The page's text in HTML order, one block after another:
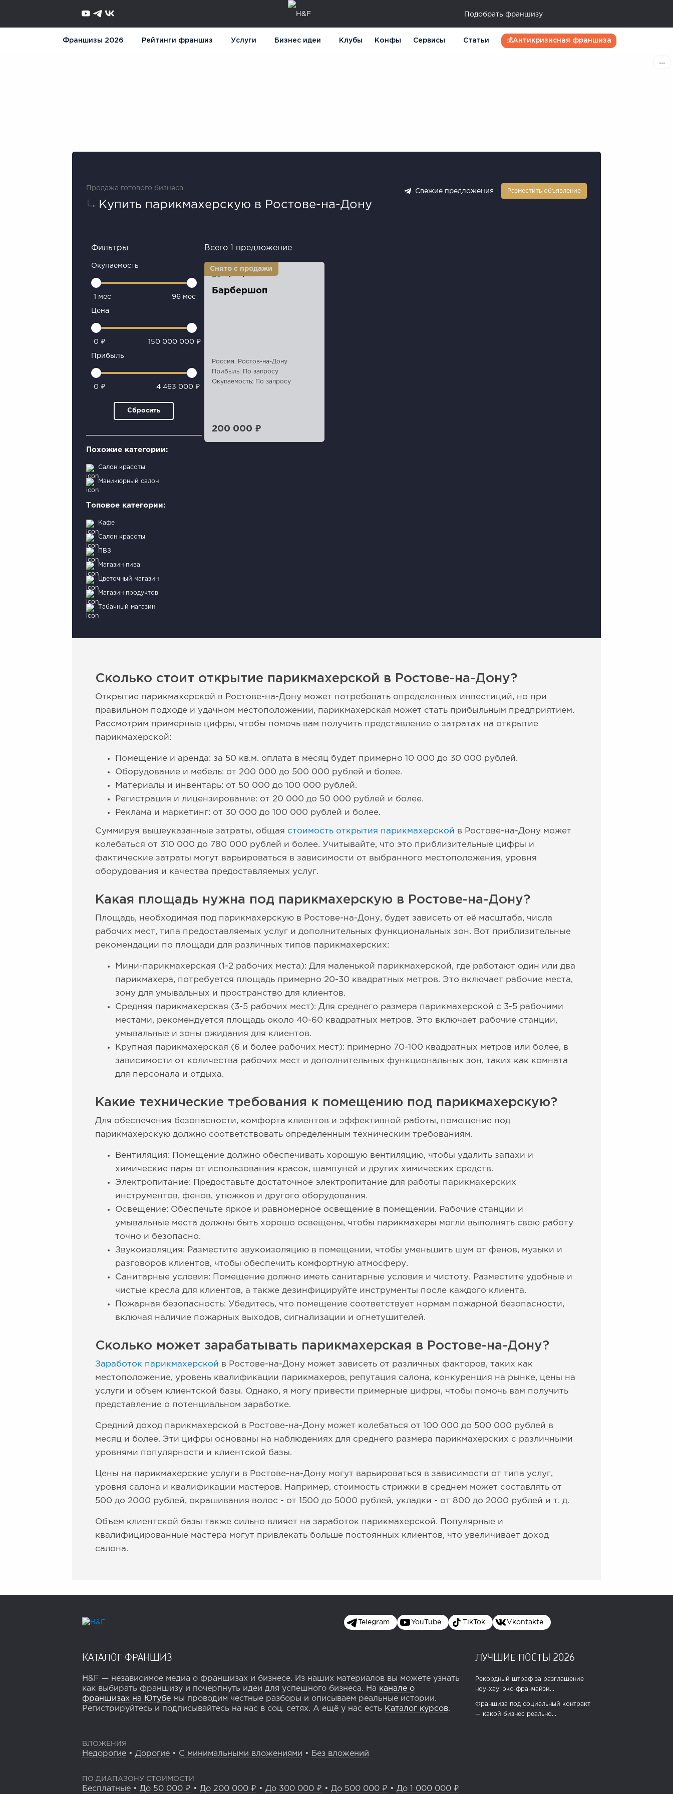
Подобрать франшизу
Франшизы 2026 Рейтинги франшиз Услуги Бизнес идеи Клубы Конфы Сервисы Статьи 💰Антикризисная франшиза
Продажа готового бизнеса
Купить парикмахерскую в Ростове-на-Дону
Свежие предложения Разместить объявление
Фильтры
Окупаемость
1 мес 96 мес
Цена
0 ₽ 150 000 000 ₽
Прибыль
0 ₽ 4 463 000 ₽
Сбросить
Похожие категории:
Салон красоты
Маникюрный салон
Топовое категории:
Кафе
Салон красоты
ПВЗ
Магазин пива
Цветочный магазин
Магазин продуктов
Табачный магазин
Всего 1 предложение
Барбершоп
Россия, Ростов-на-Дону
Прибыль: По запросу
Окупаемость: По запросу
200 000 ₽
Сколько стоит открытие парикмахерской в Ростове-на-Дону?
Открытие парикмахерской в Ростове-на-Дону может потребовать определенных инвестиций, но при
правильном подходе и удачном местоположении, парикмахерская может стать прибыльным предприятием.
Рассмотрим примерные цифры, чтобы помочь вам получить представление о затратах на открытие
парикмахерской:
Помещение и аренда: за 50 кв.м. оплата в месяц будет примерно 10 000 до 30 000 рублей.
Оборудование и мебель: от 200 000 до 500 000 рублей и более.
Материалы и инвентарь: от 50 000 до 100 000 рублей.
Регистрация и лицензирование: от 20 000 до 50 000 рублей и более.
Реклама и маркетинг: от 30 000 до 100 000 рублей и более.
Суммируя вышеуказанные затраты, общая стоимость открытия парикмахерской в Ростове-на-Дону может
колебаться от 310 000 до 780 000 рублей и более. Учитывайте, что это приблизительные цифры и
фактические затраты могут варьироваться в зависимости от выбранного местоположения, уровня
оборудования и качества предоставляемых услуг.
Какая площадь нужна под парикмахерскую в Ростове-на-Дону?
Площадь, необходимая под парикмахерскую в Ростове-на-Дону, будет зависеть от её масштаба, числа
рабочих мест, типа предоставляемых услуг и дополнительных функциональных зон. Вот приблизительные
рекомендации по площади для различных типов парикмахерских:
Мини-парикмахерская (1-2 рабочих места): Для маленькой парикмахерской, где работают один или два
парикмахера, потребуется площадь примерно 20-30 квадратных метров. Это включает рабочие места,
зону для умывальных и пространство для клиентов.
Средняя парикмахерская (3-5 рабочих мест): Для среднего размера парикмахерской с 3-5 рабочими
местами, рекомендуется площадь около 40-60 квадратных метров. Это включает рабочие станции,
умывальные и зоны ожидания для клиентов.
Крупная парикмахерская (6 и более рабочих мест): примерно 70-100 квадратных метров или более, в
зависимости от количества рабочих мест и дополнительных функциональных зон, таких как комната
для персонала и отдыха.
Какие технические требования к помещению под парикмахерскую?
Для обеспечения безопасности, комфорта клиентов и эффективной работы, помещение под
парикмахерскую должно соответствовать определенным техническим требованиям.
Вентиляция: Помещение должно обеспечивать хорошую вентиляцию, чтобы удалить запахи и
химические пары от использования красок, шампуней и других химических средств.
Электропитание: Предоставьте достаточное электропитание для работы парикмахерских
инструментов, фенов, утюжков и другого оборудования.
Освещение: Обеспечьте яркое и равномерное освещение в помещении. Рабочие станции и
умывальные места должны быть хорошо освещены, чтобы парикмахеры могли выполнять свою работу
точно и безопасно.
Звукоизоляция: Разместите звукоизоляцию в помещении, чтобы уменьшить шум от фенов, музыки и
разговоров клиентов, чтобы обеспечить комфортную атмосферу.
Санитарные условия: Помещение должно иметь санитарные условия и чистоту. Разместите удобные и
чистые кресла для клиентов, а также дезинфицируйте инструменты после каждого клиента.
Пожарная безопасность: Убедитесь, что помещение соответствует нормам пожарной безопасности,
включая наличие пожарных выходов, сигнализации и огнетушителей.
Сколько может зарабатывать парикмахерская в Ростове-на-Дону?
Заработок парикмахерской в Ростове-на-Дону может зависеть от различных факторов, таких как
местоположение, уровень квалификации парикмахеров, репутация салона, конкуренция на рынке, цены на
услуги и объем клиентской базы. Однако, я могу привести примерные цифры, чтобы помочь вам получить
представление о потенциальном заработке.
Средний доход парикмахерской в Ростове-на-Дону может колебаться от 100 000 до 500 000 рублей в
месяц и более. Эти цифры основаны на наблюдениях для среднего размера парикмахерских с различными
уровнями популярности и клиентской базы.
Цены на парикмахерские услуги в Ростове-на-Дону могут варьироваться в зависимости от типа услуг,
уровня салона и квалификации мастеров. Например, стоимость стрижки в среднем может составлять от
500 до 2000 рублей, окрашивания волос - от 1500 до 5000 рублей, укладки - от 800 до 2000 рублей и т. д.
Объем клиентской базы также сильно влияет на заработок парикмахерской. Популярные и
квалифицированные мастера могут привлекать больше постоянных клиентов, что увеличивает доход
салона.
Telegram YouTube TikTok Vkontakte
КАТАЛОГ ФРАНШИЗ
H&F — независимое медиа о франшизах и бизнесе. Из наших материалов вы можете узнать
как выбирать франшизу и почерпнуть идеи для успешного бизнеса. На канале о
франшизах на Ютубе мы проводим честные разборы и описываем реальные истории.
Регистрируйтесь и подписывайтесь на нас в соц. сетях. А ещё у нас есть Каталог курсов.
ЛУЧШИЕ ПОСТЫ 2026
Рекордный штраф за разглашение
ноу-хау: экс-франчайзи...
Франшиза под социальный контракт
— какой бизнес реально...
ВЛОЖЕНИЯ
Недорогие • Дорогие • С минимальными вложениями • Без вложений
ПО ДИАПАЗОНУ СТОИМОСТИ
Бесплатные • До 50 000 ₽ • До 200 000 ₽ • До 300 000 ₽ • До 500 000 ₽ • До 1 000 000 ₽